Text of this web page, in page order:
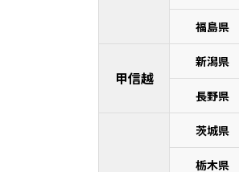
福島県
甲信越
新潟県
長野県
茨城県
栃木県